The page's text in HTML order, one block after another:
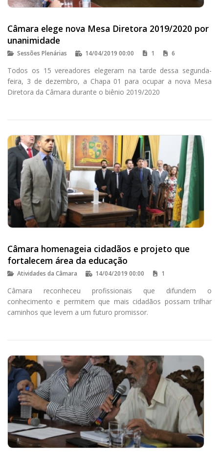
Câmara elege nova Mesa Diretora 2019/2020 por
unanimidade
Sessões Plenárias 14/04/2019 00:00 1 6
Todos os 15 vereadores elegeram na tarde dessa segunda-
feira, 3 de dezembro, a Chapa 01 para ocupar a nova Mesa
Diretora da Câmara durante o biênio 2019/2020
Câmara homenageia cidadãos e projeto que
fortalecem área da educação
Atividades da Câmara 14/04/2019 00:00 1
Câmara reconheceu profissionais que difundem o
conhecimento e permitem que mais cidadãos possam trilhar
caminhos que levem a um futuro promissor.